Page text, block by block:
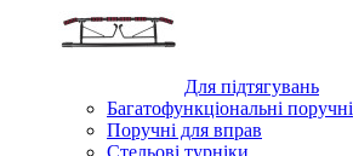
Для підтягувань
Багатофункціональні поручні
Поручні для вправ
Стельові турніки